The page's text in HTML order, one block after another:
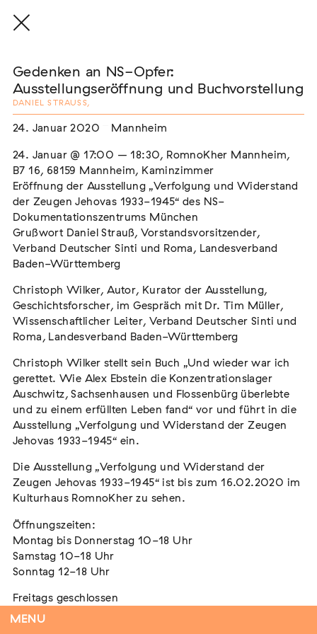
MENU
THE THREAD THAT HOLDS / DER FADEN,
Extern
22. Juli 2026 - 04. Oktober 2026 Augsburg
Der Weg der Sinti und Roma
02. August 2026 - 16. August 2026 Darmstadt
Tag der Menschlichkeit Verband Deutscher
Sinti und Roma, Landesverband Rheinland-
Pfalz nimmt teil
Extern
Vom Vorurteil zur Gewalt: Politische und
soziale Feindbilder in Geschichte und
Gegenwart
Extern
15. September 2026 Dortmund
Gedenken an NS-Opfer:
Ausstellungseröffnung und Buchvorstellung
DANIEL STRAUSS ,
24. Januar 2020 Mannheim
24. Januar @ 17:00 –18:30, RomnoKher Mannheim,
B7 16 , 68159 Mannheim, Kaminzimmer
Eröffnung der Ausstellung „Verfolgung und Widerstand
der Zeugen Jehovas 1933-1945“ des NS-
Dokumentationszentrums München
Grußwort Daniel Strauß, Vorstandsvorsitzender,
Verband Deutscher Sinti und Roma, Landesverband
Baden-Württemberg
Christoph Wilker, Autor, Kurator der Ausstellung,
Geschichtsforscher, im Gespräch mit Dr. Tim Müller,
Wissenschaftlicher Leiter, Verband Deutscher Sinti und
Roma, Landesverband Baden-Württemberg
Christoph Wilker stellt sein Buch „Und wieder war ich
gerettet. Wie Alex Ebstein die Konzentrationslager
Auschwitz, Sachsenhausen und Flossenbürg überlebte
und zu einem erfüllten Leben fand“ vor und führt in die
Ausstellung „Verfolgung und Widerstand der Zeugen
Jehovas 1933-1945“ ein.
Die Ausstellung „Verfolgung und Widerstand der
Zeugen Jehovas 1933-1945“ ist bis zum 16.02.2020 im
Kulturhaus RomnoKher zu sehen.
Öffnungszeiten:
Montag bis Donnerstag 10-18 Uhr
Samstag 10-18 Uhr
Sonntag 12-18 Uhr
Freitags geschlossen
Diese Buchvorstellung bildet den Auftakt einer neuen